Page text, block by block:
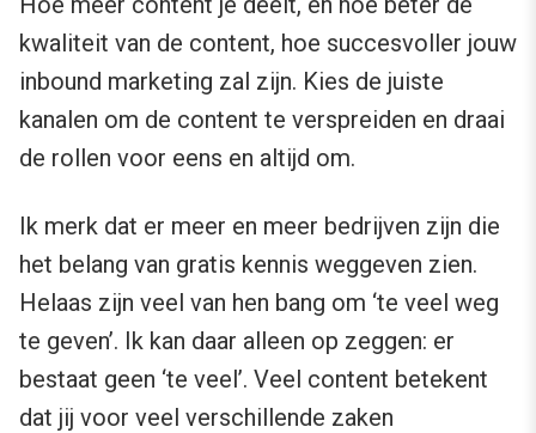
kwaliteit van de content, hoe succesvoller jouw
inbound marketing zal zijn. Kies de juiste
kanalen om de content te verspreiden en draai
de rollen voor eens en altijd om.
Ik merk dat er meer en meer bedrijven zijn die
het belang van gratis kennis weggeven zien.
Helaas zijn veel van hen bang om ‘te veel weg
te geven’. Ik kan daar alleen op zeggen: er
bestaat geen ‘te veel’. Veel content betekent
dat jij voor veel verschillende zaken